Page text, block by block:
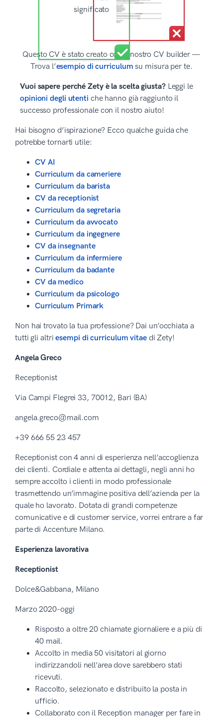
Questo CV è stato creato con il nostro CV builder —
Trova l’esempio di curriculum su misura per te.
Vuoi sapere perché Zety è la scelta giusta?Leggi le
opinioni degli utenti che hanno già raggiunto il
successo professionale con il nostro aiuto!
Hai bisogno d’ispirazione? Ecco qualche guida che
potrebbe tornarti utile:
CV AI
Curriculum da cameriere
Curriculum da barista
CV da receptionist
Curriculum da segretaria
Curriculum da avvocato
Curriculum da ingegnere
CV da insegnante
Curriculum da infermiere
Curriculum da badante
CV da medico
Curriculum da psicologo
Curriculum Primark
Non hai trovato la tua professione? Dai un’occhiata a
tutti gli altriesempi di curriculum vitaedi Zety!
Angela Greco
Receptionist
Via Campi Flegrei 33, 70012, Bari (BA)
angela.greco@mail.com
+39 666 55 23 457
Receptionist con 4 anni di esperienza nell’accoglienza
dei clienti. Cordiale e attenta ai dettagli, negli anni ho
sempre accolto i clienti in modo professionale
trasmettendo un’immagine positiva dell’azienda per la
quale ho lavorato. Dotata di grandi competenze
comunicative e di customer service, vorrei entrare a far
parte di Accenture Milano.
Esperienza lavorativa
Receptionist
Dolce&Gabbana, Milano
Marzo 2020-oggi
Risposto a oltre 20 chiamate giornaliere e a più di
40 mail.
Accolto in media 50 visitatori al giorno
indirizzandoli nell’area dove sarebbero stati
ricevuti.
Raccolto, selezionato e distribuito la posta in
ufficio.
Collaborato con il Reception manager per fare in